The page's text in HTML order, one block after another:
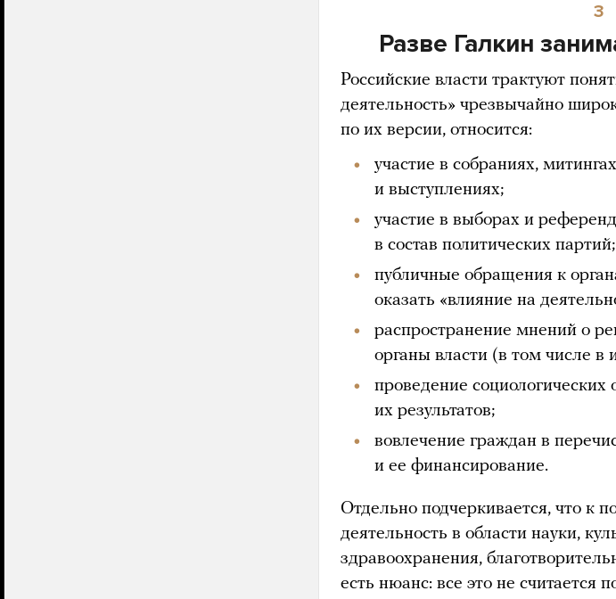
3
Разве Галкин
Российские власти трактуют
деятельность» чрезвычайно
по их версии, относится:
участие в собраниях,
и выступлениях;
участие в выборах и
в состав политических партий;
публичные обращения к
оказать «влияние на
распространение мнений о
органы власти (в том числе в
проведение социологических
их результатов;
вовлечение граждан в
и ее финансирование.
Отдельно подчеркивается, что к
деятельность в области науки,
здравоохранения,
есть нюанс: все это не считается